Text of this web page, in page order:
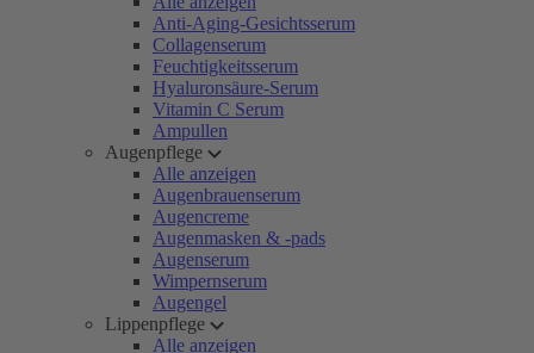
Anti-Aging-Gesichtsserum
Collagenserum
Feuchtigkeitsserum
Hyaluronsäure-Serum
Vitamin C Serum
Ampullen
Augenpflege
Alle anzeigen
Augenbrauenserum
Augencreme
Augenmasken & -pads
Augenserum
Wimpernserum
Augengel
Lippenpflege
Alle anzeigen